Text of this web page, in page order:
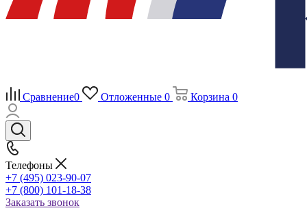
Сравнение0 Отложенные 0 Корзина 0
Телефоны
+7 (495) 023-90-07
+7 (800) 101-18-38
Заказать звонок